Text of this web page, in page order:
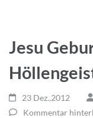
Jesu
23 Dez.,2012
Kommentar